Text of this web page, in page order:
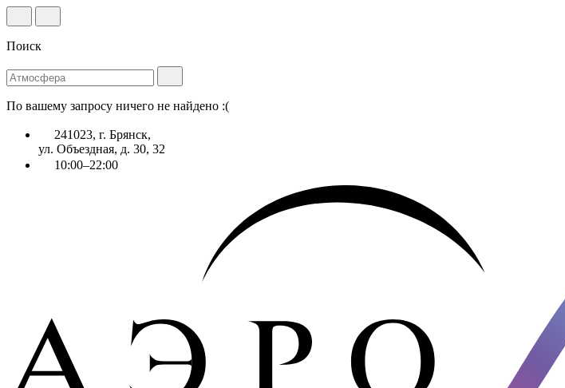
Поиск
По вашему запросу ничего не найдено :(
241023, г. Брянск,
ул. Объездная, д. 30, 32
10:00–22:00